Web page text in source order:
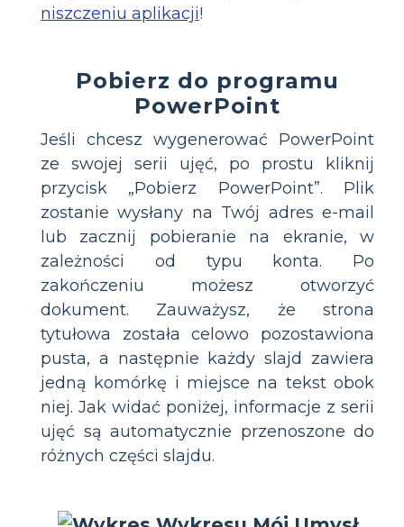
niszczeniu aplikacji!
Pobierz do programu
PowerPoint
Jeśli chcesz wygenerować PowerPoint
ze swojej serii ujęć, po prostu kliknij
przycisk „Pobierz PowerPoint”. Plik
zostanie wysłany na Twój adres e-mail
lub zacznij pobieranie na ekranie, w
zależności od typu konta. Po
zakończeniu możesz otworzyć
dokument. Zauważysz, że strona
tytułowa została celowo pozostawiona
pusta, a następnie każdy slajd zawiera
jedną komórkę i miejsce na tekst obok
niej. Jak widać poniżej, informacje z serii
ujęć są automatycznie przenoszone do
różnych części slajdu.